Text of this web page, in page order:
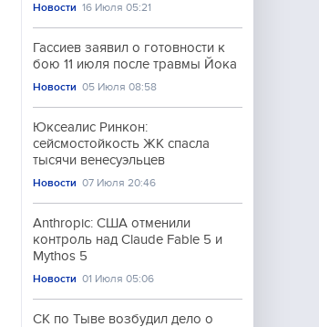
Новости 16 Июля 05:21
Гассиев заявил о готовности к
бою 11 июля после травмы Йока
Новости 05 Июля 08:58
Юксеалис Ринкон:
сейсмостойкость ЖК спасла
тысячи венесуэльцев
Новости 07 Июля 20:46
Anthropic: США отменили
контроль над Claude Fable 5 и
Mythos 5
Новости 01 Июля 05:06
СК по Тыве возбудил дело о